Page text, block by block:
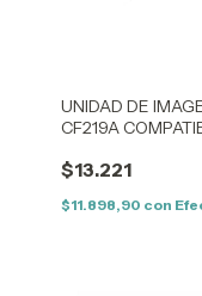
UNIDAD DE
CF219A
$13.221
$11.898,90 con